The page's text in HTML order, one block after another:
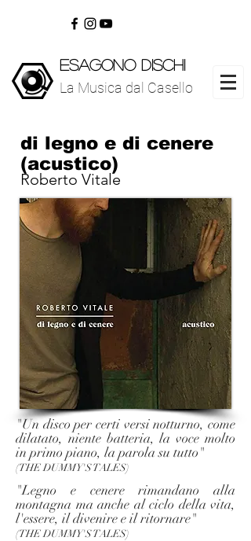
La Musica dal Casello
ESAGONO DISCHI
di legno e di cenere
(acustico)
Roberto Vitale
"Un disco per certi versi notturno, come
dilatato, niente batteria, la voce molto
in primo piano, la parola su tutto"
(THE DUMMY'S TALES)
"Legno e cenere rimandano alla
montagna ma anche al ciclo della vita,
l'essere, il divenire e il ritornare"
(THE DUMMY'S TALES)